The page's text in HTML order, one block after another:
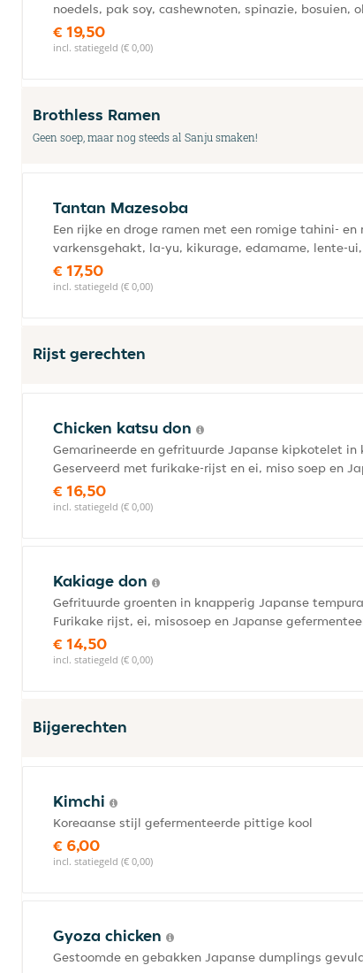
noedels, pak soy, cashewnoten, spinazie, bosuien,
€ 19,50
incl. statiegeld (€ 0,00)
Brothless Ramen
Geen soep, maar nog steeds al Sanju smaken!
Tantan Mazesoba
Een rijke en droge ramen met een romige tahini-
varkensgehakt, la-yu, kikurage, edamame, lente-
€ 17,50
incl. statiegeld (€ 0,00)
Rijst gerechten
Chicken katsu don
Gemarineerde en gefrituurde Japanse kipkotelet
Geserveerd met furikake-rijst en ei, miso soep en
€ 16,50
incl. statiegeld (€ 0,00)
Kakiage don
Gefrituurde groenten in knapperig Japanse
Furikake rijst, ei, misosoep en Japanse
€ 14,50
incl. statiegeld (€ 0,00)
Bijgerechten
Kimchi
Koreaanse stijl gefermenteerde pittige kool
€ 6,00
incl. statiegeld (€ 0,00)
Gyoza chicken
Gestoomde en gebakken Japanse dumplings